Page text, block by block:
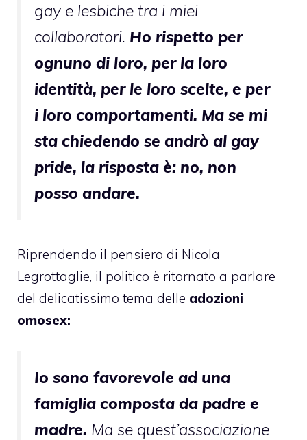
gay e lesbiche tra i miei
collaboratori. Ho rispetto per
ognuno di loro, per la loro
identità, per le loro scelte, e per
i loro comportamenti. Ma se mi
sta chiedendo se andrò al gay
pride, la risposta è: no, non
posso andare.
Riprendendo il pensiero di Nicola
Legrottaglie, il politico è ritornato a parlare
del delicatissimo tema delle adozioni
omosex:
Io sono favorevole ad una
famiglia composta da padre e
madre. Ma se quest’associazione